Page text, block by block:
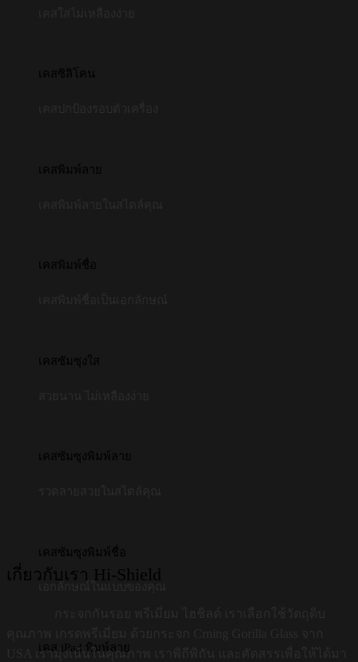
เคสซิลิโคน
เคสพิมพ์ลาย
เคสพิมพ์ชื่อ
เคสซัมซุงใส
เคสซัมซุงพิมพ์ลาย
เคสซัมซุงพิมพ์ชื่อ
เคส iPad พิมพ์ลาย
เกี่ยวกับเรา Hi-Shield
USA เรามุ่งเน้นในคุณภาพ เราพิถีพิถัน และคัดสรรเพื่อให้ได้มา